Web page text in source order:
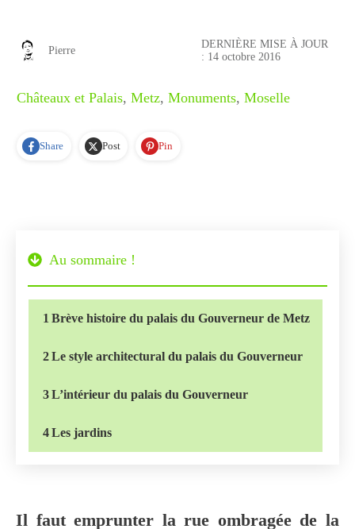
Pierre
DERNIÈRE MISE À JOUR
: 14 octobre 2016
Châteaux et Palais, Metz, Monuments, Moselle
Share Post Pin
Au sommaire !
1 Brève histoire du palais du Gouverneur de Metz
2Le style architectural du palais du Gouverneur
3L’intérieur du palais du Gouverneur
4Les jardins
Il faut emprunter la rue ombragée de la